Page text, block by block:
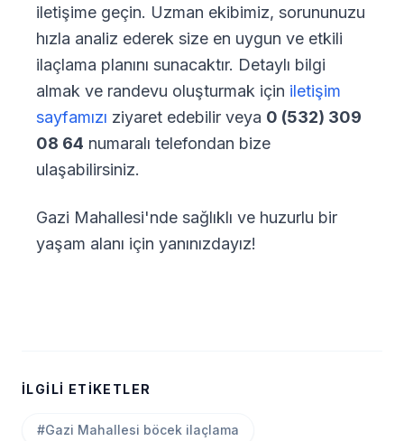
iletişime geçin. Uzman ekibimiz, sorununuzu
hızla analiz ederek size en uygun ve etkili
ilaçlama planını sunacaktır. Detaylı bilgi
almak ve randevu oluşturmak için iletişim
sayfamızı ziyaret edebilir veya 0 (532) 309
08 64 numaralı telefondan bize
ulaşabilirsiniz.
Gazi Mahallesi'nde sağlıklı ve huzurlu bir
yaşam alanı için yanınızdayız!
İLGILI ETIKETLER
#Gazi Mahallesi böcek ilaçlama